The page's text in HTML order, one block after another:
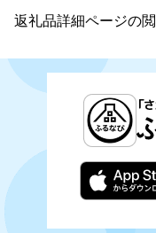
返礼品詳細ページの